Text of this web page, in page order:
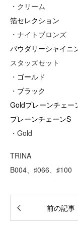
・クリーム
箔セレクション
・ナイトブロンズ
パウダリーシャイニ
スタッズセット
・ ゴールド
・ ブラック
Goldプレーンチェー
プレーンチェーンS
・Gold
TRINA
B004、♯066、♯100
前の記事